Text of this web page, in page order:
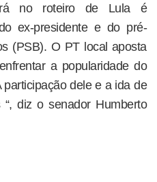
no roteiro de Lula é
ex-presidente e do pré-
(PSB). O PT local aposta
a popularidade do
participação dele e a ida de
diz o senador Humberto